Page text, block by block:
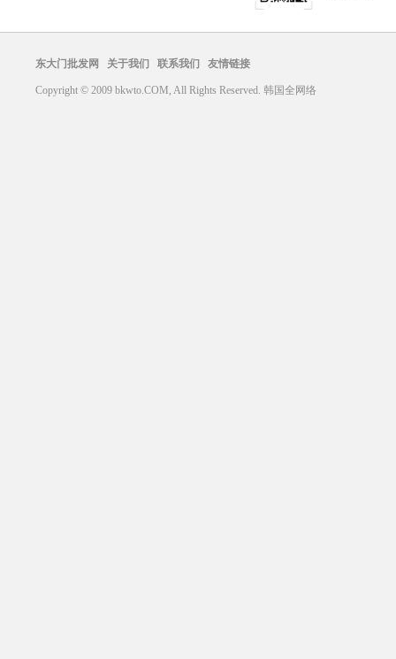
东大门批发网 关于我们 联系我们 友情链接
Copyright © 2009 bkwto.COM, All Rights Reserved. 韩国全网络